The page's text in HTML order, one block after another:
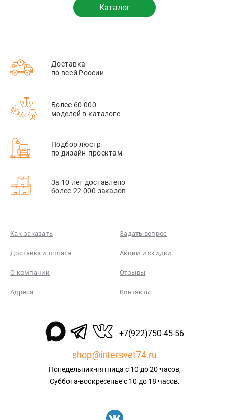
Каталог
Доставка
по всей России
Более 60 000
моделей в каталоге
Подбор люстр
по дизайн-проектам
За 10 лет доставлено
более 22 000 заказов
Как заказать Задать вопрос
Доставка и оплата Акции и скидки
О компании Отзывы
Адреса Контакты
+7(922)750-45-56
shop@intersvet74.ru
Понедельник-пятница с 10 до 20 часов,
Суббота-воскресенье с 10 до 18 часов.